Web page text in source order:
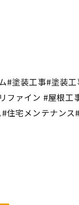
塗装工事#塗装
ァイン #屋根
宅メンテナン